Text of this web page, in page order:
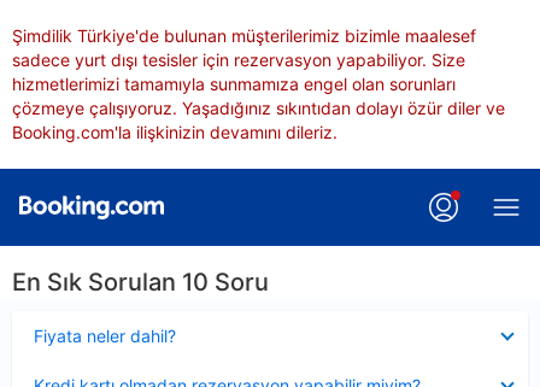
Şimdilik Türkiye'de bulunan müşterilerimiz bizimle maalesef
sadece yurt dışı tesisler için rezervasyon yapabiliyor. Size
hizmetlerimizi tamamıyla sunmamıza engel olan sorunları
çözmeye çalışıyoruz. Yaşadığınız sıkıntıdan dolayı özür diler ve
Booking.com'la ilişkinizin devamını dileriz.
En Sık Sorulan 10 Soru
Fiyata neler dahil?